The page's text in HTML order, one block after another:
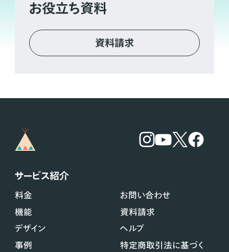
お役立ち資料
資料請求
サービス紹介
料金
機能
デザイン
事例
お問い合わせ
資料請求
ヘルプ
特定商取引法に基づく